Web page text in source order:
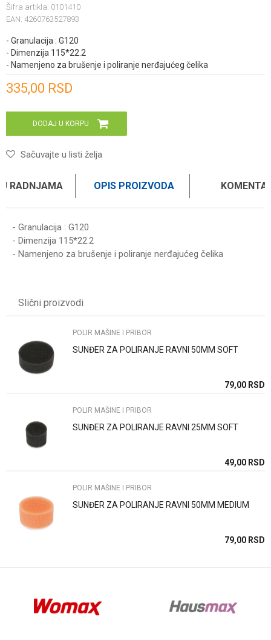
Šifra artikla: 0101410
EAN: 4260763527893
- Granulacija : G120
- Dimenzija 115*22.2
- Namenjeno za brušenje i poliranje nerđajućeg čelika
335,00 RSD
DODAJ U KORPU
Sačuvajte u listi želja
RADNJAMA OPIS PROIZVODA
- Granulacija : G120
- Dimenzija 115*22.2
- Namenjeno za brušenje i poliranje nerđajućeg čelika
Poruka
Anti-spam zaštita - izračunajte koliko je 6 - 1 :
POŠALJI
Slični proizvodi
POLIR MAŠINE I PRIBOR
SUNĐER ZA POLIRANJE RAVNI 50MM SOFT
79,00 RSD
POLIR MAŠINE I PRIBOR
SUNĐER ZA POLIRANJE RAVNI 25MM SOFT
49,00 RSD
POLIR MAŠINE I PRIBOR
SUNĐER ZA POLIRANJE RAVNI 50MM MEDIUM
79,00 RSD